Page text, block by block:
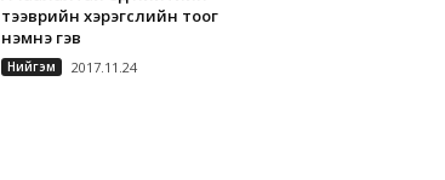
тээврийн хэрэгслийн тоог
нэмнэ гэв
Нийгэм 2017.11.24